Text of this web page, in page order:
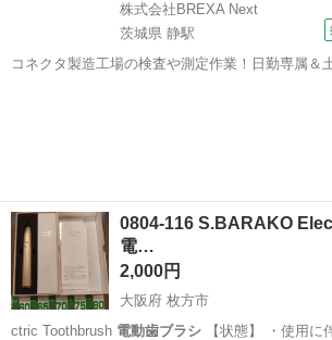
株式会社BREXA Next
茨城県 静駅
コネクタ製造工場の検査や測定作業！日勤専属＆
0804-116 S.BARAKO
電…
2,000円
大阪府 枚方市
ctric Toothbrush 電動歯ブラシ 【状態】 ・使用に